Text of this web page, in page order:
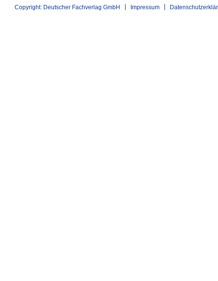
Copyright: Deutscher Fachverlag GmbH Impressum